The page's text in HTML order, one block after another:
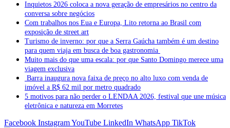
Inquietos 2026 coloca a nova geração de empresários no centro da
conversa sobre negócios
Com trabalhos nos Eua e Europa, Lito retorna ao Brasil com
exposição de street art
Turismo de inverno: por que a Serra Gaúcha também é um destino
para quem viaja em busca de boa gastronomia
Muito mais do que uma escala: por que Santo Domingo merece uma
viagem exclusiva
Barra inaugura nova faixa de preço no alto luxo com venda de
imóvel a R$ 62 mil por metro quadrado
5 motivos para não perder o LENDAA 2026, festival que une música
eletrônica e natureza em Morretes
Facebook InstagramYouTube LinkedIn WhatsApp TikTok